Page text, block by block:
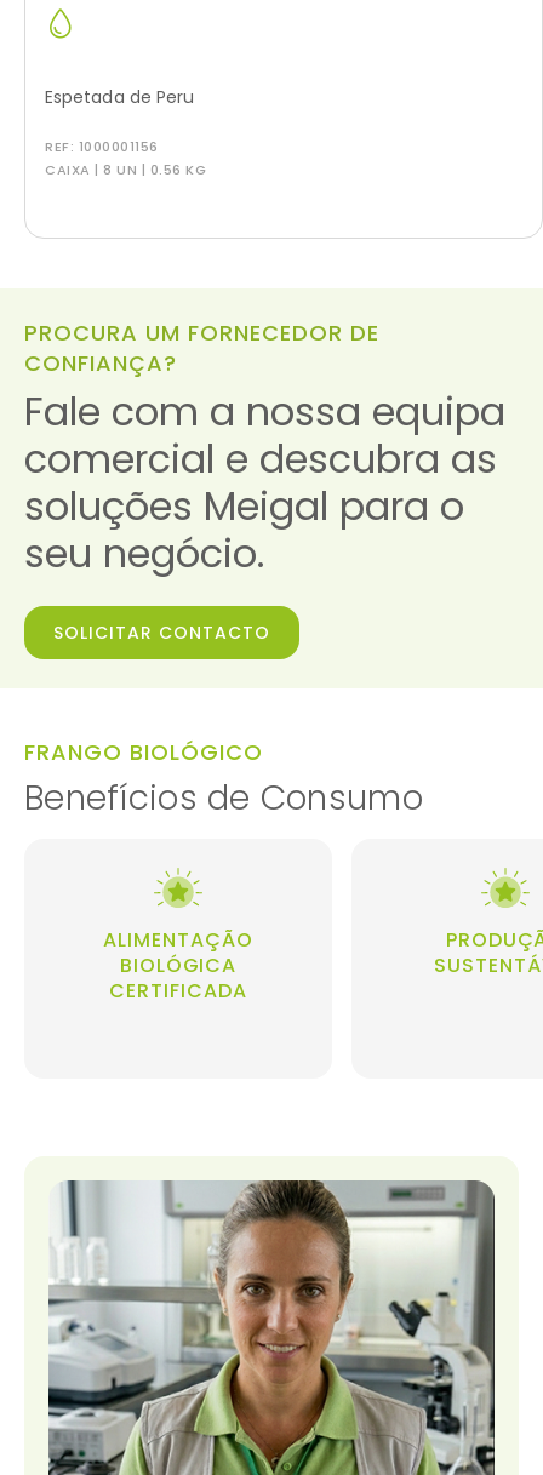
Espetada de Peru
REF: 1000001156
CAIXA | 8 UN | 0.56 KG
PROCURA UM FORNECEDOR DE
CONFIANÇA?
Fale com a nossa equipa
comercial e descubra as
soluções Meigal para o
seu negócio.
SOLICITAR CONTACTO
FRANGO BIOLÓGICO
Benefícios de Consumo
ALIMENTAÇÃO
BIOLÓGICA
CERTIFICADA